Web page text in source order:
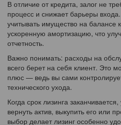
В отличие от кредита, залог не
процесс и снижает барьеры
учитывать имущество на балансе
ускоренную амортизацию, что
отчетность.
Важно понимать: расходы на
всего берет на себя клиент. Это
плюс — ведь вы сами
технического ухода.
Когда срок лизинга
вернуть актив, выкупить его или
выбор делает лизинг особенно